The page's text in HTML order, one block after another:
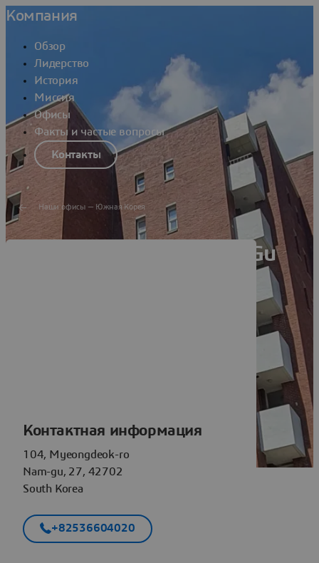
Компания
Обзор
Лидерство
История
Миссия
Офисы
Факты и частые вопросы
Контакты
Наши офисы — Южная Корея
Dassault Systèmes DaeGu
Контактная информация
104, Myeongdeok-ro
Nam-gu, 27, 42702
South Korea
+82536604020